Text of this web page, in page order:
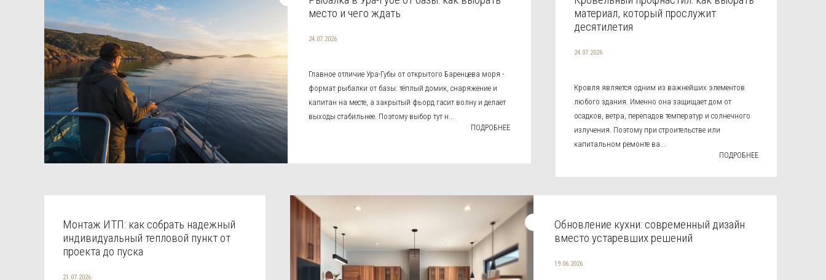
место и чего ждать
24.07.2026
Главное отличие Ура-Губы от открытого Баренцева моря -
формат рыбалки от базы: тёплый домик, снаряжение и
капитан на месте, а закрытый фьорд гасит волну и делает
выходы стабильнее. Поэтому выбор тут н...
ПОДРОБНЕЕ
материал, который прослужит
десятилетия
24.07.2026
Кровля является одним из важнейших элементов
любого здания. Именно она защищает дом от
осадков, ветра, перепадов температур и солнечного
излучения. Поэтому при строительстве или
капитальном ремонте ва...
ПОДРОБНЕЕ
Монтаж ИТП: как собрать надежный
индивидуальный тепловой пункт от
проекта до пуска
21.07.2026
Обновление кухни: современный дизайн
вместо устаревших решений
19.06.2026